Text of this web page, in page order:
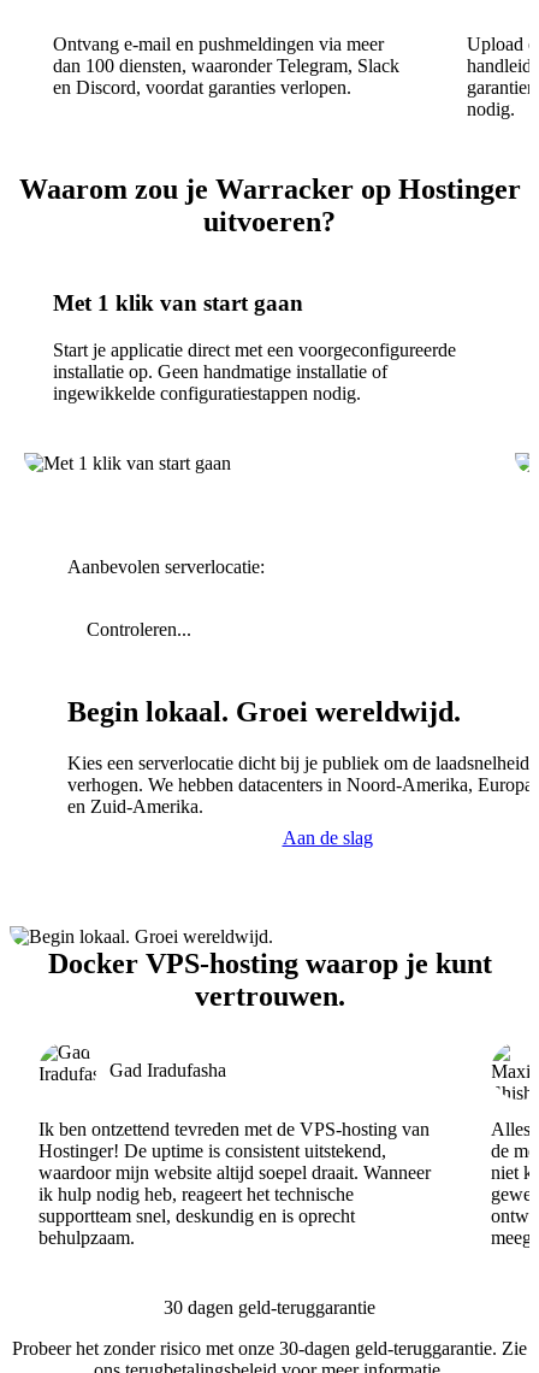
Ontvang e-mail en pushmeldingen via meer
dan 100 diensten, waaronder Telegram, Slack
en Discord, voordat garanties verlopen.
Upload
nodig.
Waarom zou je Warracker op Hostinger
uitvoeren?
Met 1 klik van start gaan
Start je applicatie direct met een voorgeconfigureerde
installatie op. Geen handmatige installatie of
ingewikkelde configuratiestappen nodig.
Aanbevolen serverlocatie:
Controleren...
Begin lokaal. Groei wereldwijd.
Kies een serverlocatie dicht bij je publiek om de laadsnelheid
verhogen. We hebben datacenters in Noord-Amerika,
en Zuid-Amerika.
Aan de slag
Docker VPS-hosting waarop je kunt
vertrouwen.
Gad Iradufasha
Ik ben ontzettend tevreden met de VPS-hosting van
Hostinger! De uptime is consistent uitstekend,
waardoor mijn website altijd soepel draait. Wanneer
ik hulp nodig heb, reageert het technische
supportteam snel, deskundig en is oprecht
behulpzaam.
Alles
de
niet
30 dagen geld-teruggarantie
Probeer het zonder risico met onze 30-dagen geld-teruggarantie. Zie